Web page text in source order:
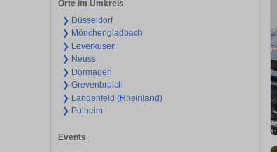
Orte im Umkreis
❯ Düsseldorf
❯ Mönchengladbach
❯ Leverkusen
❯ Neuss
❯ Dormagen
❯ Grevenbroich
❯ Langenfeld (Rheinland)
❯ Pulheim
Events